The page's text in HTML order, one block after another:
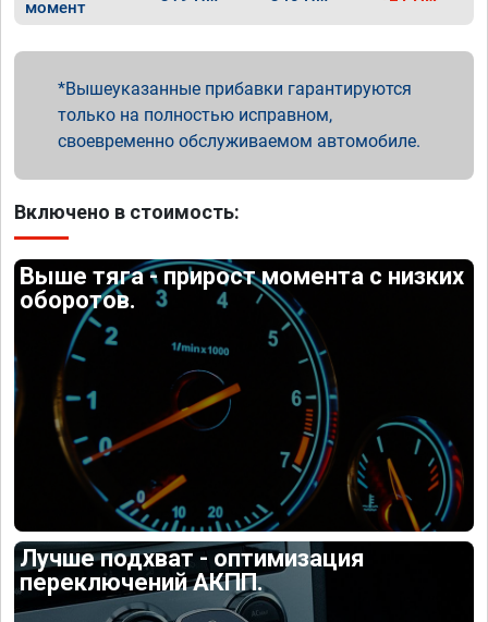
момент
Вышеуказанные прибавки гарантируются
только на полностью исправном,
своевременно обслуживаемом автомобиле.
Включено в стоимость:
Выше тяга - прирост момента с низких
оборотов.
Лучше подхват - оптимизация
переключений АКПП.